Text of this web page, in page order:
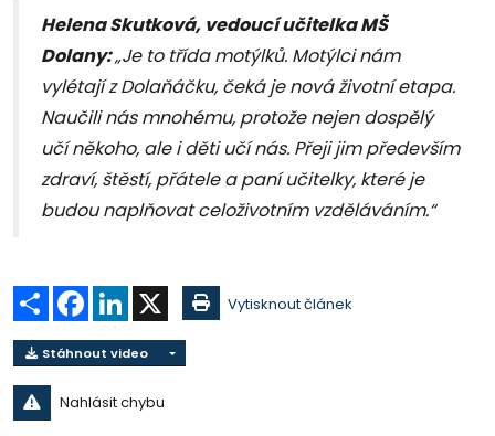
Helena Skutková, vedoucí učitelka MŠ
Dolany:„Je to třída motýlků. Motýlci nám
vylétají z Dolaňáčku, čeká je nová životní etapa.
Naučili nás mnohému, protože nejen dospělý
učí někoho, ale i děti učí nás. Přeji jim především
zdraví, štěstí, přátele a paní učitelky, které je
budou naplňovat celoživotním vzděláváním.“
Sdílet Facebook
LinkedIn Vytisknout článek
Stáhnout video
Nahlásit chybu